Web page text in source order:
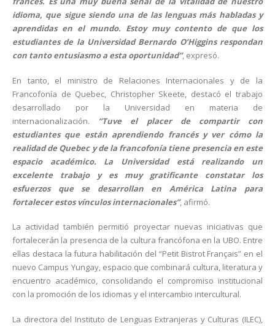
idioma, que sigue siendo una de las lenguas más habladas y
aprendidas en el mundo. Estoy muy contento de que los
estudiantes de la Universidad Bernardo O’Higgins respondan
con tanto entusiasmo a esta oportunidad”, expresó.
En tanto, el ministro de Relaciones Internacionales y de la
Francofonía de Quebec, Christopher Skeete, destacó el trabajo
desarrollado por la Universidad en materia de
internacionalización.
“Tuve el placer de compartir con
estudiantes que están aprendiendo francés y ver cómo la
realidad de Quebec y de la francofonía tiene presencia en este
espacio académico. La Universidad está realizando un
excelente trabajo y es muy gratificante constatar los
esfuerzos que se desarrollan en América Latina para
fortalecer estos vínculos internacionales”, afirmó.
La actividad también permitió proyectar nuevas iniciativas que
fortalecerán la presencia de la cultura francófona en la UBO. Entre
ellas destaca la futura habilitación del “Petit Bistrot Français” en el
nuevo Campus Yungay, espacio que combinará cultura, literatura y
encuentro académico, consolidando el compromiso institucional
con la promoción de los idiomas y el intercambio intercultural.
La directora del Instituto de Lenguas Extranjeras y Culturas (ILEC),